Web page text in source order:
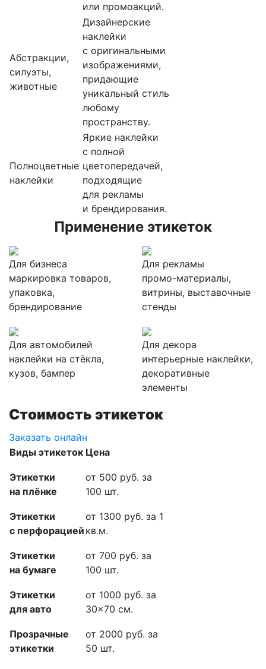
или промоакций.
Абстракции,
силуэты,
животные
Дизайнерские
наклейки
с оригинальными
изображениями,
придающие
уникальный стиль
любому
пространству.
Полноцветные
наклейки
Яркие наклейки
с полной
цветопередачей,
подходящие
для рекламы
и брендирования.
Применение этикеток
Для бизнеса
маркировка товаров,
упаковка,
брендирование
Для рекламы
промо-материалы,
витрины, выставочные
стенды
Для автомобилей
наклейки на стёкла,
кузов, бампер
Для декора
интерьерные наклейки,
декоративные
элементы
Стоимость этикеток
Заказать онлайн
Виды этикеток Цена
Этикетки
на плёнке
от 500 руб. за
100 шт.
Этикетки
с перфорацией
от 1300 руб. за 1
кв.м.
Этикетки
на бумаге
от 700 руб. за
100 шт.
Этикетки
для авто
от 1000 руб. за
30×70 см.
Прозрачные
этикетки
от 2000 руб. за
50 шт.